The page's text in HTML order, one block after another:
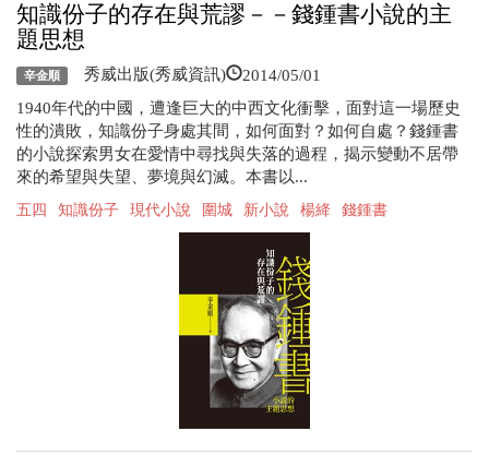
知識份子的存在與荒謬－－錢鍾書小說的主
題思想
辛金順 秀威出版(秀威資訊) 2014/05/01
1940年代的中國，遭逢巨大的中西文化衝擊，面對這一場歷史
性的潰敗，知識份子身處其間，如何面對？如何自處？錢鍾書
的小說探索男女在愛情中尋找與失落的過程，揭示變動不居帶
來的希望與失望、夢境與幻滅。本書以...
五四 知識份子 現代小說 圍城 新小說 楊絳 錢鍾書